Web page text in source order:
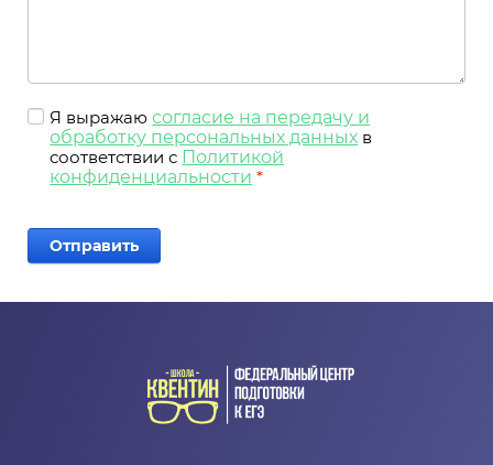
Я выражаюсогласие на передачу и
обработку персональных данных в
соответствии с Политикой
конфиденциальности *